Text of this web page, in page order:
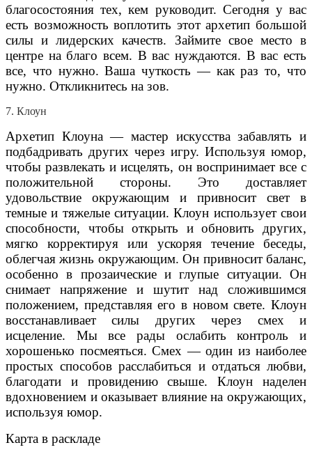
благосостояния тех, кем руководит. Сегодня у вас
есть возможность воплотить этот архетип большой
силы и лидерских качеств. Займите свое место в
центре на благо всем. В вас нуждаются. В вас есть
все, что нужно. Ваша чуткость — как раз то, что
нужно. Откликнитесь на зов.
7. Клоун
Архетип Клоуна — мастер искусства забавлять и
подбадривать других через игру. Используя юмор,
чтобы развлекать и исцелять, он воспринимает все с
положительной стороны. Это доставляет
удовольствие окружающим и привносит свет в
темные и тяжелые ситуации. Клоун использует свои
способности, чтобы открыть и обновить других,
мягко корректируя или ускоряя течение беседы,
облегчая жизнь окружающим. Он привносит баланс,
особенно в прозаические и глупые ситуации. Он
снимает напряжение и шутит над сложившимся
положением, представляя его в новом свете. Клоун
восстанавливает силы других через смех и
исцеление. Мы все рады ослабить контроль и
хорошенько посмеяться. Смех — один из наиболее
простых способов расслабиться и отдаться любви,
благодати и провидению свыше. Клоун наделен
вдохновением и оказывает влияние на окружающих,
используя юмор.
Карта в раскладе